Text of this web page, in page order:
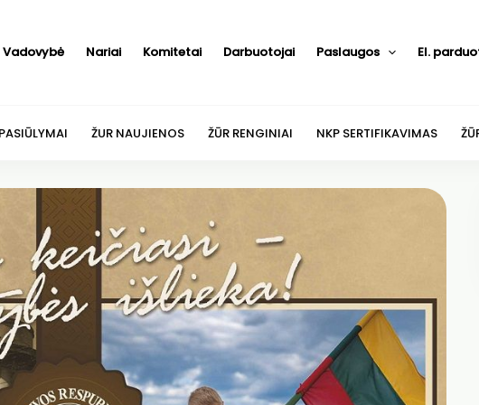
Vadovybė Nariai Komitetai Darbuotojai Paslaugos El.
ŽUR NAUJIENOS ŽŪR RENGINIAI NKP SERTIFIKAVIMAS